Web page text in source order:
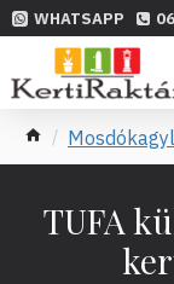
WHATSAPP
TUFA